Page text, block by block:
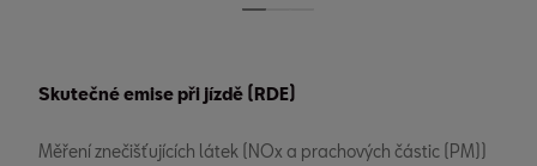
Skutečné emise při jízdě (RDE)
Měření znečišťujících látek (NOx a prachových částic (PM))